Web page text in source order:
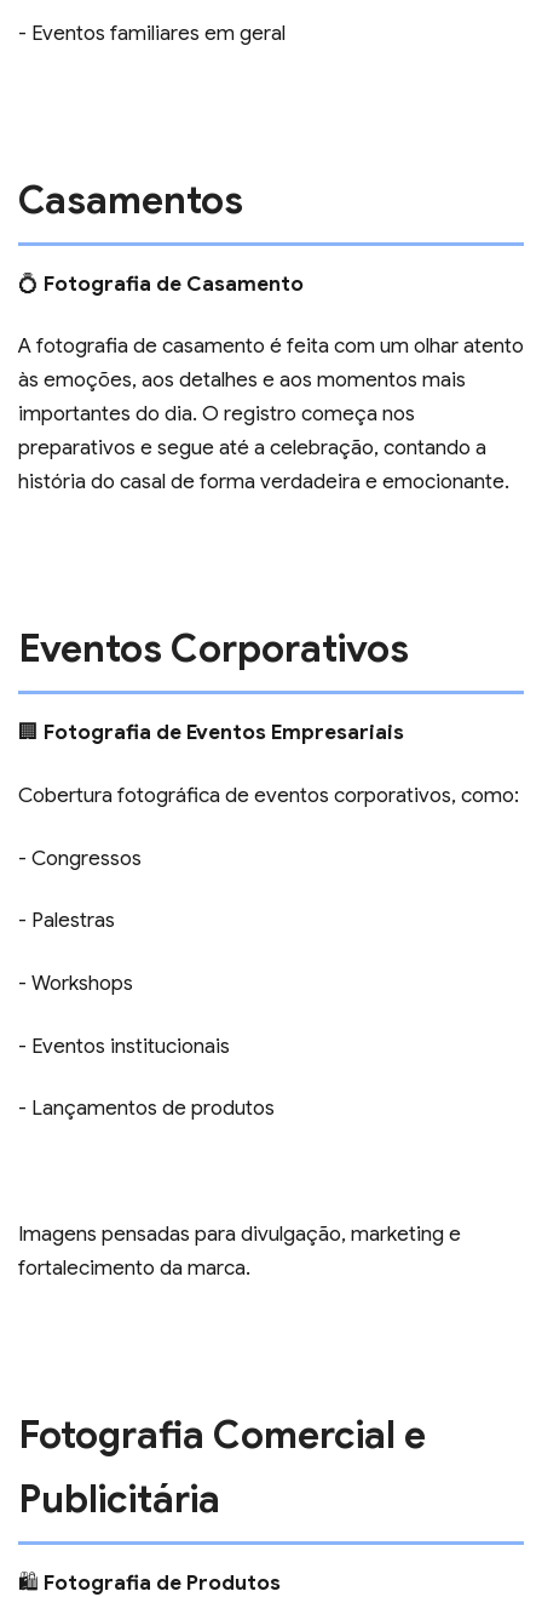
- Eventos familiares em geral
Casamentos
💍 Fotografia de Casamento
A fotografia de casamento é feita com um olhar atento
às emoções, aos detalhes e aos momentos mais
importantes do dia. O registro começa nos
preparativos e segue até a celebração, contando a
história do casal de forma verdadeira e emocionante.
Eventos Corporativos
🏢 Fotografia de Eventos Empresariais
Cobertura fotográfica de eventos corporativos, como:
- Congressos
- Palestras
- Workshops
- Eventos institucionais
- Lançamentos de produtos
Imagens pensadas para divulgação, marketing e
fortalecimento da marca.
Fotografia Comercial e
Publicitária
🛍️ Fotografia de Produtos